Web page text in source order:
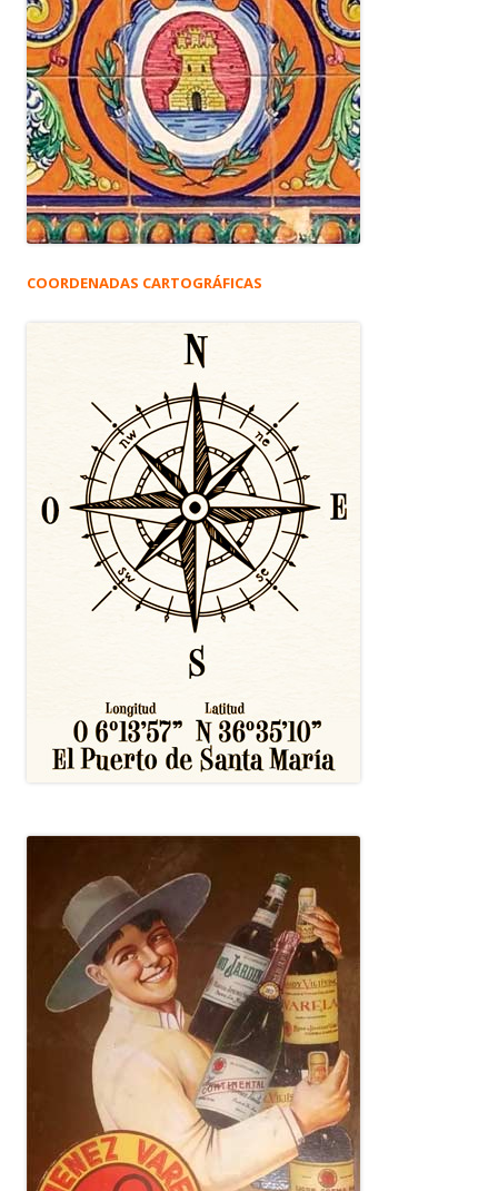
COORDENADAS CARTOGRÁFICAS